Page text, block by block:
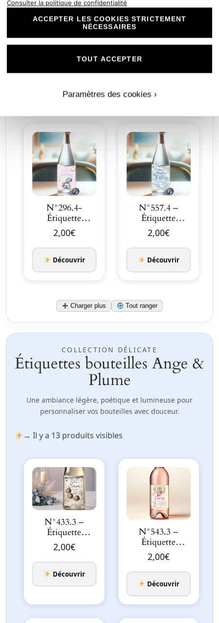
N°112.2 –
Étiquette
bouteille La
Découvrir
N°144.4 –
Étiquette
bouteille La
N°296.4-
Étiquette
Bouteille
Licorne baby arc
en ciel
2,00€
Découvrir
N°557.4 –
Étiquette
bouteille Le
Monde Bleu des
…
2,00€
Découvrir
Charger plus Tout ranger
COLLECTION DÉLICATE
Étiquettes bouteilles Ange &
Plume
Une ambiance légère, poétique et lumineuse pour
personnaliser vos bouteilles avec douceur.
→ Il y a 13 produits visibles
N°433.3 –
Étiquette
bouteille place
Ciel Étoilé …
2,00€
Découvrir
N°543.3 –
Étiquette
bouteille Doux
Rêves
d&rsquo…
2,00€
Découvrir
Consulter la politique de confidentialité
ACCEPTER LES COOKIES STRICTEMENT
NÉCESSAIRES
Paramètres des cookies ›
TOUT ACCEPTER